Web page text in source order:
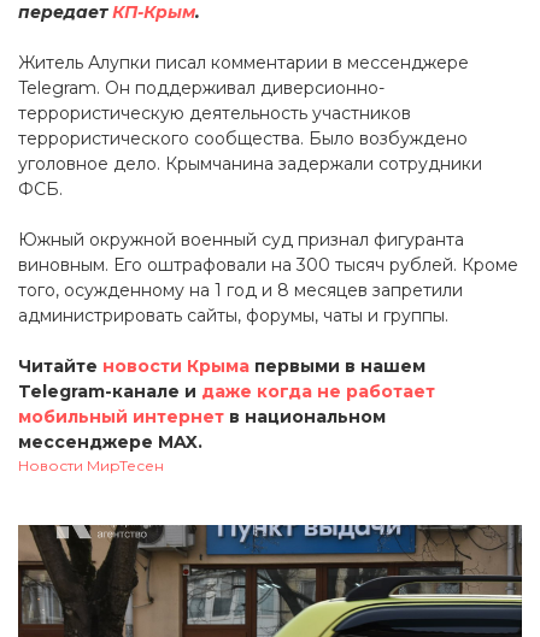
передаетКП-Крым.
Житель Алупки писал комментарии в мессенджере
Telegram. Он поддерживал диверсионно-
террористическую деятельность участников
террористического сообщества. Было возбуждено
уголовное дело. Крымчанина задержали сотрудники
ФСБ.
Южный окружной военный суд признал фигуранта
виновным. Его оштрафовали на 300 тысяч рублей. Кроме
того, осужденному на 1 год и 8 месяцев запретили
администрировать сайты, форумы, чаты и группы.
Читайте новости Крыма первыми в нашем
Telegram-канале и даже когда не работает
мобильный интернет в национальном
мессенджере MAX.
Новости МирТесен